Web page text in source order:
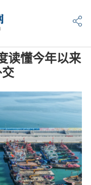
读懂今年以来